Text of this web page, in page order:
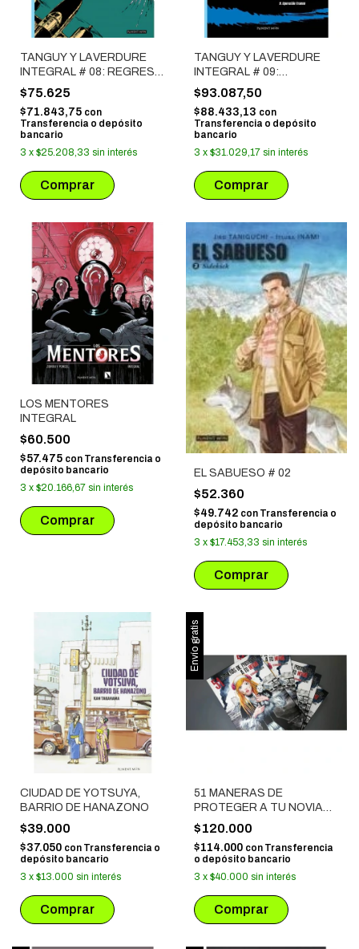
TANGUY Y LAVERDURE
INTEGRAL # 08: REGRESO
A SARRAKAT
$75.625
$71.843,75 con
Transferencia o depósito
bancario
3 x $25.208,33 sin interés
TANGUY Y LAVERDURE
INTEGRAL # 09:
OPERACION TRUENO
$93.087,50
$88.433,13 con
Transferencia o depósito
bancario
3 x $31.029,17 sin interés
LOS MENTORES
INTEGRAL
$60.500
$57.475 con Transferencia o
depósito bancario
3 x $20.166,67 sin interés
EL SABUESO # 02
$52.360
$49.742 con Transferencia o
depósito bancario
3 x $17.453,33 sin interés
CIUDAD DE YOTSUYA,
BARRIO DE HANAZONO
$39.000
$37.050 con Transferencia o
depósito bancario
3 x $13.000 sin interés
Envío gratis
51 MANERAS DE
PROTEGER A TU NOVIA
(SAGA COMPLETA)
$120.000
$114.000 con Transferencia
o depósito bancario
3 x $40.000 sin interés